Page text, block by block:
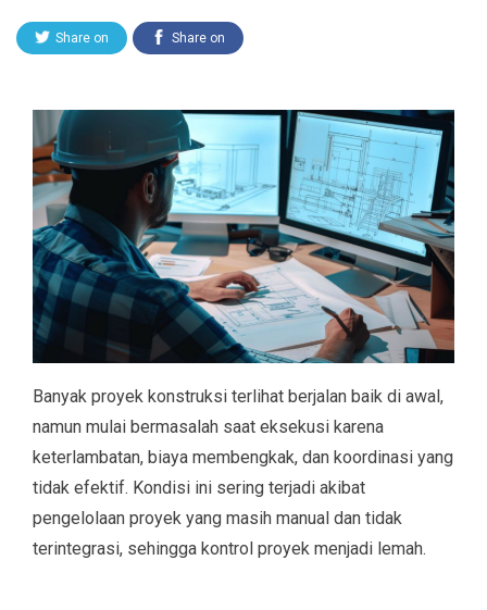
Share on Share on
Banyak proyek konstruksi terlihat berjalan baik di awal,
namun mulai bermasalah saat eksekusi karena
keterlambatan, biaya membengkak, dan koordinasi yang
tidak efektif. Kondisi ini sering terjadi akibat
pengelolaan proyek yang masih manual dan tidak
terintegrasi, sehingga kontrol proyek menjadi lemah.